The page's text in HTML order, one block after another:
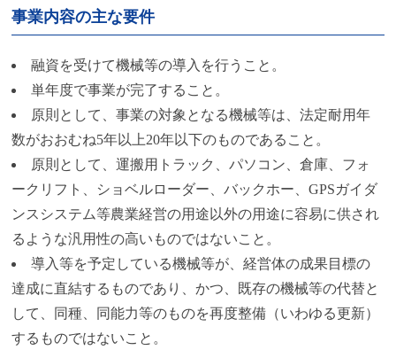
事業内容の主な要件
融資を受けて機械等の導入を行うこと。
単年度で事業が完了すること。
原則として、事業の対象となる機械等は、法定耐用年
数がおおむね5年以上20年以下のものであること。
原則として、運搬用トラック、パソコン、倉庫、フォ
ークリフト、ショベルローダー、バックホー、GPSガイダ
ンスシステム等農業経営の用途以外の用途に容易に供され
るような汎用性の高いものではないこと。
導入等を予定している機械等が、経営体の成果目標の
達成に直結するものであり、かつ、既存の機械等の代替と
して、同種、同能力等のものを再度整備（いわゆる更新）
するものではないこと。